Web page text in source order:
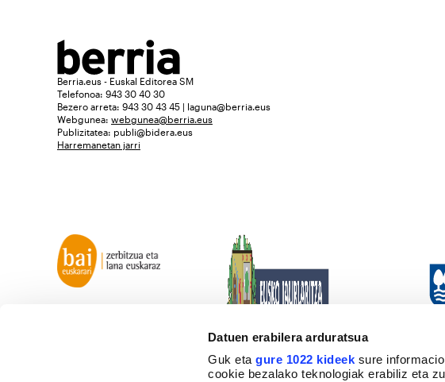
Datuen erabilera arduratsua
Guk etagure 1022 kideek sure
cookie bezalako teknologiak erabiliz eta
Berria.eus - Euskal Editorea SM
Telefonoa: 943 30 40 30
Bezero arreta: 943 30 43 45 | laguna@berria.eus
Webgunea: webgunea@berria.eus
Publizitatea: publi@bidera.eus
Harremanetan jarri